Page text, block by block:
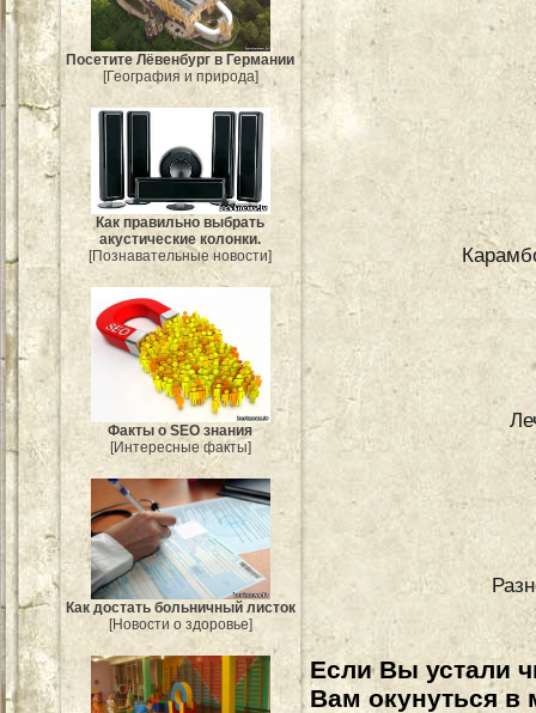
Посетите Лёвенбург в Германии
[География и природа]
Как правильно выбрать
акустические колонки.
[Познавательные новости]
Факты о SEO знания
[Интересные факты]
Как достать больничный листок
[Новости о здоровье]
Если Вы устали
Вам окунуться в